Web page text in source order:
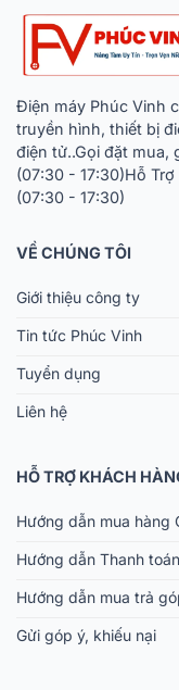
Điện máy Phúc Vinh
truyền hình, thiết bị
điện tử..Gọi đặt mua,
(07:30 - 17:30)Hỗ
(07:30 - 17:30)
VỀ CHÚNG TÔI
Giới thiệu công ty
Tin tức Phúc Vinh
Tuyển dụng
Liên hệ
HỖ TRỢ KHÁCH
Hướng dẫn mua hàng
Hướng dẫn Thanh toán
Hướng dẫn mua trả
Gửi góp ý, khiếu nại